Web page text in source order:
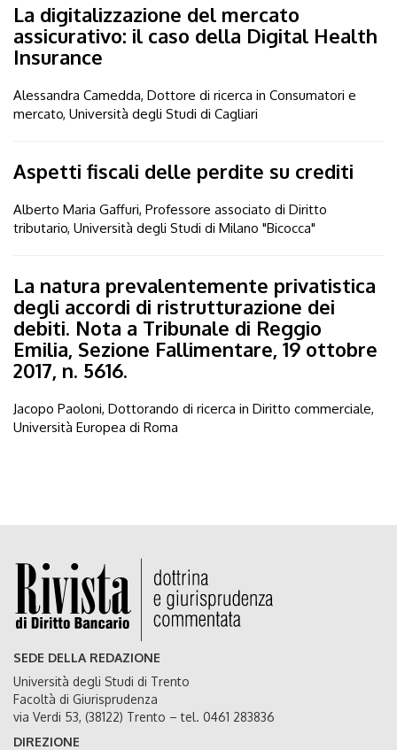
La digitalizzazione del mercato
assicurativo: il caso della Digital Health
Insurance
Alessandra Camedda, Dottore di ricerca in Consumatori e
mercato, Università degli Studi di Cagliari
Aspetti fiscali delle perdite su crediti
Alberto Maria Gaffuri, Professore associato di Diritto
tributario, Università degli Studi di Milano "Bicocca"
La natura prevalentemente privatistica
degli accordi di ristrutturazione dei
debiti. Nota a Tribunale di Reggio
Emilia, Sezione Fallimentare, 19 ottobre
2017, n. 5616.
Jacopo Paoloni, Dottorando di ricerca in Diritto commerciale,
Università Europea di Roma
SEDE DELLA REDAZIONE
Università degli Studi di Trento
Facoltà di Giurisprudenza
via Verdi 53, (38122) Trento – tel. 0461 283836
DIREZIONE